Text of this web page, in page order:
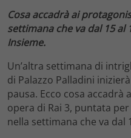
Cosa accadrà ai
settimana che va dal 15 al
Insieme.
Un’altra settimana di
di Palazzo Palladini
pausa. Ecco cosa
opera di Rai 3, puntata
nella settimana che va dal